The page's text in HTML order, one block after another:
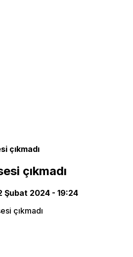
çıkmadı
çıkmadı
Şubat 2024 - 19:24